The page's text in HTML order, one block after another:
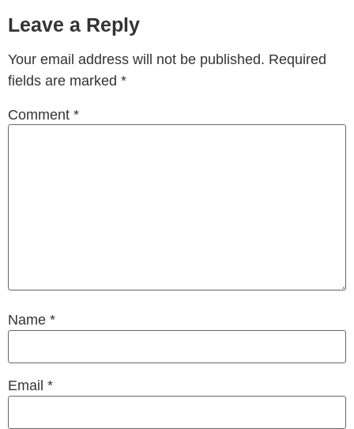
Leave a Reply
Your email address will not be published. Required
fields are marked *
Comment *
Name *
Email *